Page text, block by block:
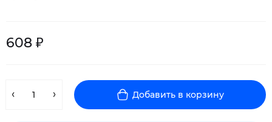
608 ₽
Добавить в корзину